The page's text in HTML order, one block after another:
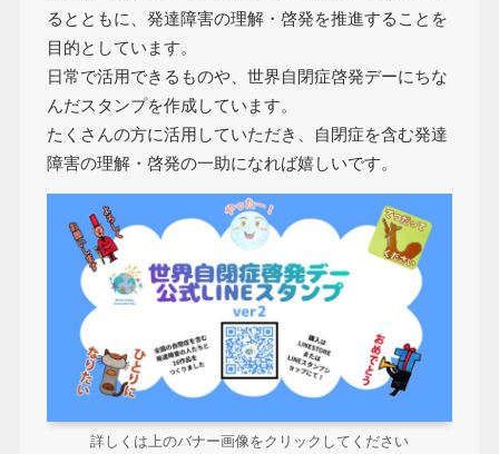
るとともに、発達障害の理解・啓発を推進することを
目的としています。
日常で活用できるものや、世界自閉症啓発デーにちな
んだスタンプを作成しています。
たくさんの方に活用していただき、自閉症を含む発達
障害の理解・啓発の一助になれば嬉しいです。
詳しくは上のバナー画像をクリックしてください